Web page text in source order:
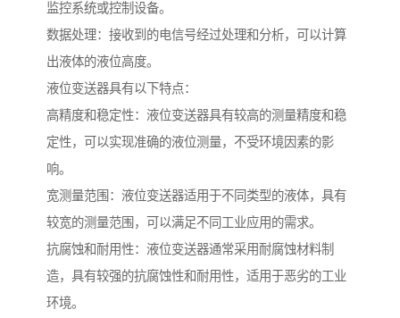
监控系统或控制设备。
数据处理：接收到的电信号经过处理和分析，可以计算
出液体的液位高度。
液位变送器具有以下特点：
高精度和稳定性：液位变送器具有较高的测量精度和稳
定性，可以实现准确的液位测量，不受环境因素的影
响。
宽测量范围：液位变送器适用于不同类型的液体，具有
较宽的测量范围，可以满足不同工业应用的需求。
抗腐蚀和耐用性：液位变送器通常采用耐腐蚀材料制
造，具有较强的抗腐蚀性和耐用性，适用于恶劣的工业
环境。